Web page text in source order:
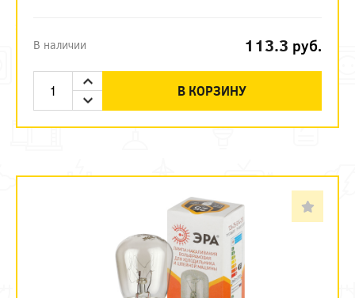
В наличии 113.3 руб.
В КОРЗИНУ